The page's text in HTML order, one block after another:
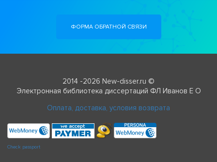
ФОРМА ОБРАТНОЙ СВЯЗИ
2014 -2026 New-disser.ru ©
Электронная библиотека диссертаций ФЛ Иванов Е О
Оплата, доставка, условия возврата
Check passport